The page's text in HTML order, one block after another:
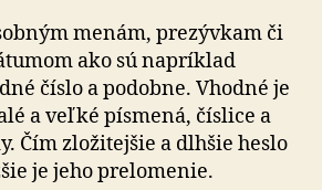
menám, prezývkam či
ako sú napríklad
číslo a podobne. Vhodné je
a veľké písmená, číslice a
Čím zložitejšie a dlhšie heslo
je jeho prelomenie.